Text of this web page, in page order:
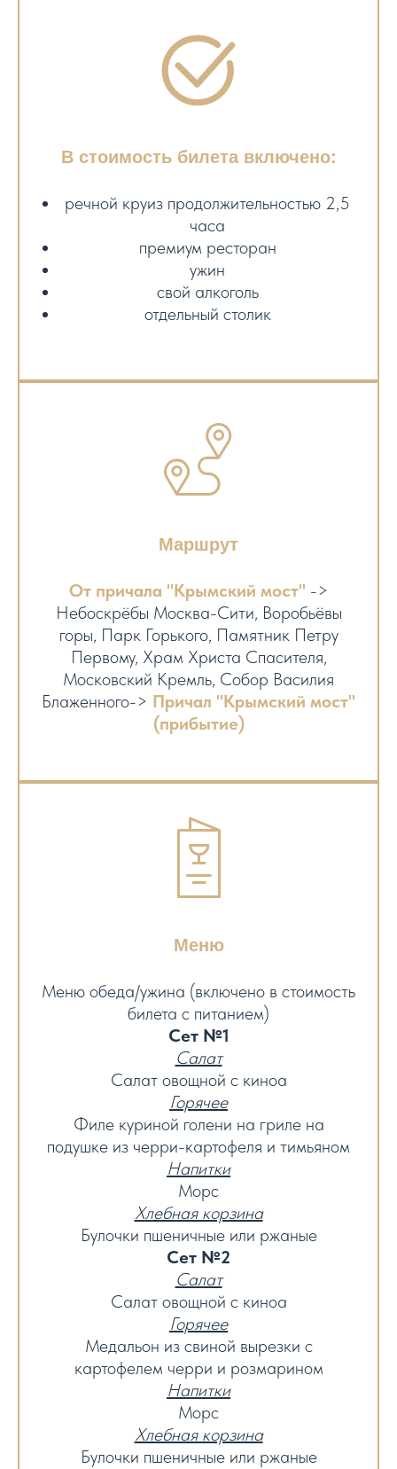
В стоимость билета включено:
речной круиз продолжительностью 2,5
часа
премиум ресторан
ужин
свой алкоголь
отдельный столик
Маршрут
От причала "Крымский мост" ->
Небоскрёбы Москва-Сити, Воробьёвы
горы, Парк Горького, Памятник Петру
Первому, Храм Христа Спасителя,
Московский Кремль, Собор Василия
Блаженного-> Причал "Крымский мост"
(прибытие)
Меню
Меню обеда/ужина (включено в стоимость
билета с питанием)
Сет №1
Салат
Салат овощной с киноа
Горячее
Филе куриной голени на гриле на
подушке из черри-картофеля и тимьяном
Напитки
Морс
Хлебная корзина
Булочки пшеничные или ржаные
Сет №2
Салат
Салат овощной с киноа
Горячее
Медальон из свиной вырезки с
картофелем черри и розмарином
Напитки
Морс
Хлебная корзина
Булочки пшеничные или ржаные